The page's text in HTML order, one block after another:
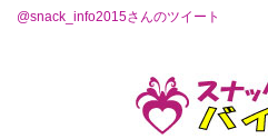
@snack_info2015さんのツイート